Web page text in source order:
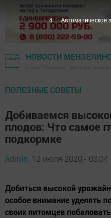
НОВОСТИ
ПОЛЕЗНЫЕ СОВЕТЫ
Добиваемся
плодов: Что самое
подкормке
Admin, 12 июля 2020 - 03:04
Добиться высокой
особое внимание уделять
своих питомцев
3 Автоматическое